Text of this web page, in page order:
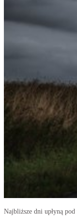
Najbliższe dni upłyną